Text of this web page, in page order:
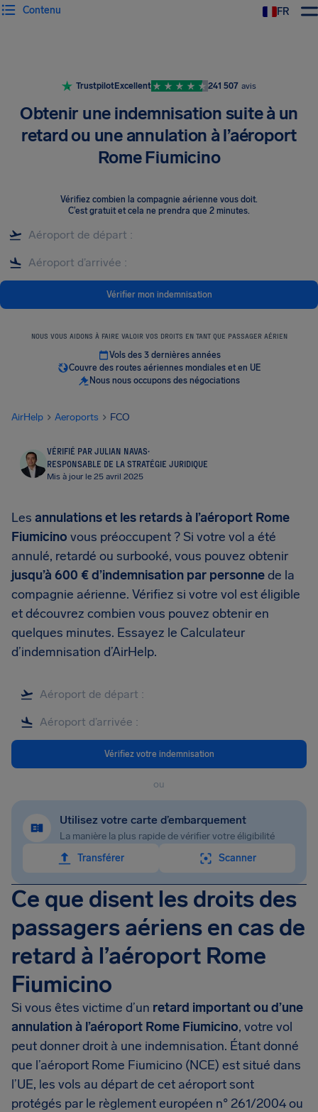
FR
Contenu
TrustpilotExcellent 241 507 avis
Obtenir une indemnisation suite à un
retard ou une annulation à l’aéroport
Rome Fiumicino
Vérifiez combien la compagnie aérienne vous doit.
C’est gratuit et cela ne prendra que 2 minutes.
Vérifier mon indemnisation
NOUS VOUS AIDONS À FAIRE VALOIR VOS DROITS EN TANT QUE PASSAGER AÉRIEN
Vols des 3 dernières années
Couvre des routes aériennes mondiales et en UE
Nous nous occupons des négociations
AirHelp Aeroports FCO
VÉRIFIÉ PAR JULIAN NAVAS·
RESPONSABLE DE LA STRATÉGIE JURIDIQUE
Mis à jour le 25 avril 2025
Les annulations et les retards à l’aéroport Rome
Fiumicino vous préoccupent ? Si votre vol a été
annulé, retardé ou surbooké, vous pouvez obtenir
jusqu’à 600 € d’indemnisation par personnede la
compagnie aérienne. Vérifiez si votre vol est éligible
et découvrez combien vous pouvez obtenir en
quelques minutes. Essayez le Calculateur
d’indemnisation d’AirHelp.
Vérifiez votre indemnisation
ou
Utilisez votre carte d’embarquement
La manière la plus rapide de vérifier votre éligibilité
Transférer
Scanner
Ce que disent les droits des
passagers aériens en cas de
retard à l’aéroport Rome
Fiumicino
Si vous êtes victime d’un retard important ou d’une
annulation à l’aéroport Rome Fiumicino, votre vol
peut donner droit à une indemnisation. Étant donné
que l’aéroport Rome Fiumicino (NCE) est situé dans
l’UE, les vols au départ de cet aéroport sont
protégés par le règlement européen n° 261/2004 ou